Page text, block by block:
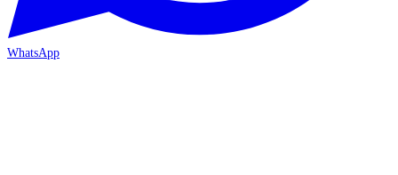
WhatsApp